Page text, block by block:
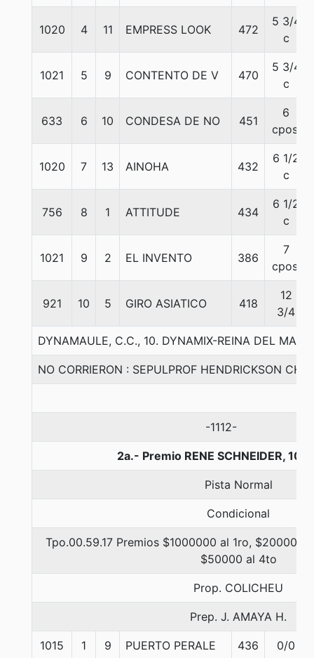
1020 4 11 EMPRESS LOOK 472
5 3/4
c
1021 5 9 CONTENTO DE V 470
5 3/4
c
633 6 10 CONDESA DE NO 451
6
cpos.
1020 7 13 AINOHA 432
6 1/2
c
756 8 1 ATTITUDE 434
6 1/2
c
1021 9 2 EL INVENTO 386
7
cpos.
921 10 5 GIRO ASIATICO 418
12
3/4
DYNAMAULE, C.C., 10. DYNAMIX-REINA DEL
NO CORRIERON : SEPULPROF HENDRICKSON
-1112-
2a.- Premio RENE SCHNEIDER,
Pista Normal
Condicional
Tpo.00.59.17 Premios $1000000 al 1ro, $200000
$50000 al 4to
Prop. COLICHEU
Prep. J. AMAYA H.
1015 1 9 PUERTO PERALE 436 0/0